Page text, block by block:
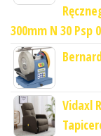
300mm N 30 Psp
Vidaxl